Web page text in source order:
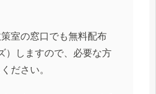
室の窓口でも無料配布
）しますので、必要な方
ださい。